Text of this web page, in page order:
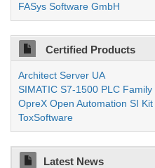
FASys Software GmbH
Certified Products
Architect Server UA
SIMATIC S7-1500 PLC Family
OpreX Open Automation SI Kit
ToxSoftware
Latest News